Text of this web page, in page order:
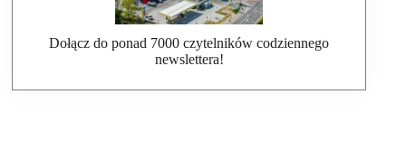
Dołącz do ponad 7000 czytelników codziennego
newslettera!